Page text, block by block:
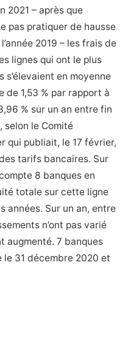
2021 – après que
pas pratiquer de hausse
2019 – les frais de
lignes qui ont le plus
s’élevaient en moyenne
de 1,53 % par rapport à
% sur un an entre fin
selon le Comité
qui publiait, le 17 février,
tarifs bancaires. Sur
8 banques en
totale sur cette ligne
années. Sur un an, entre
n’ont pas varié
augmenté. 7 banques
le 31 décembre 2020 et